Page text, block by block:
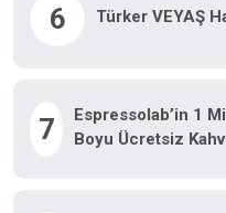
6 Türker VEYAŞ
7
Espressolab’in 1
Boyu Ücretsiz